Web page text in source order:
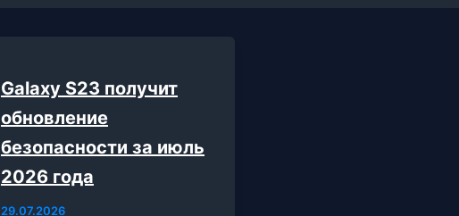
Galaxy S23 получит
обновление
безопасности за июль
2026 года
29.07.2026